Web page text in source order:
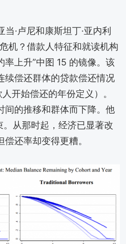
·卢尼和康斯坦丁·亚内利
机？借款人特征和就读机构
率上升”中图 15 的镜像。该
续偿还群体的贷款偿还情况
开始偿还的年份定义）。
间的推移和群体而下降。他
从那时起，经济已显著改
还率却变得更糟。